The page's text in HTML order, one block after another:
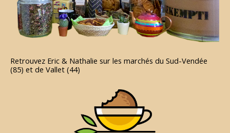
Retrouvez Eric & Nathalie sur les marchés du Sud-Vendée
(85) et de Vallet (44)